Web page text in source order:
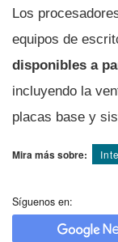
Los
equipos de
disponibles a
incluyendo la
placas base y
Mira más sobre:
Síguenos en: